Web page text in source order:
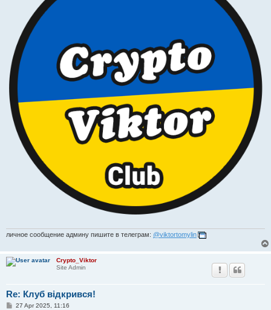
личное сообщение админу пишите в телеграм: @viktortomylin
Crypto_Viktor
Site Admin
Re: Клуб відкрився!
P27 Apr 2025, 11:16